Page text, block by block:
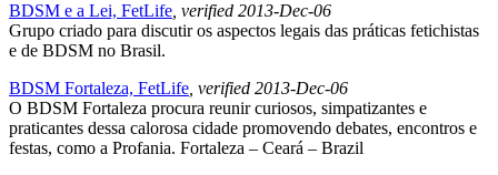
BDSM e a Lei, FetLife , verified 2013-Dec-06
Grupo criado para discutir os aspectos legais das práticas fetichistas
e de BDSM no Brasil.
BDSM Fortaleza, FetLife , verified 2013-Dec-06
O BDSM Fortaleza procura reunir curiosos, simpatizantes e
praticantes dessa calorosa cidade promovendo debates, encontros e
festas, como a Profania. Fortaleza – Ceará – Brazil